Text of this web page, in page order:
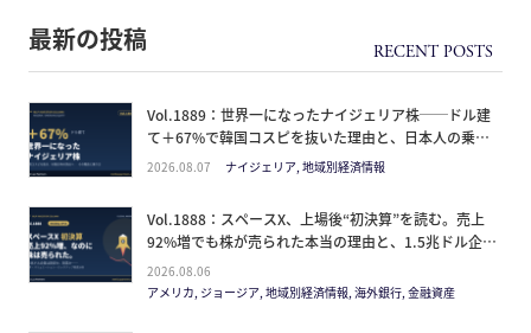
最新の投稿
Vol.1889：世界一になったナイジェリア株──ドル建
て＋67%で韓国コスピを抜いた理由と、日本人の乗り
方
2026.08.07 ナイジェリア, 地域別経済情報
Vol.1888：スペースX、上場後“初決算”を読む。売上
92%増でも株が売られた本当の理由と、1.5兆ドル企業
の買い方。
2026.08.06
アメリカ, ジョージア, 地域別経済情報, 海外銀行, 金融資産